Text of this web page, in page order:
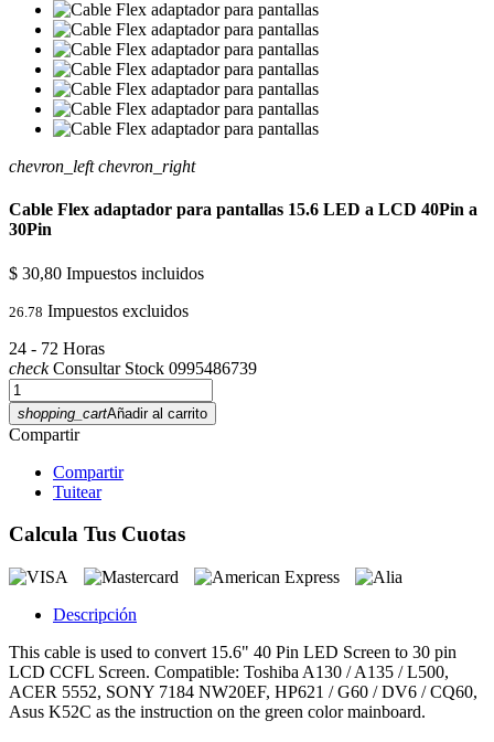
chevron_left chevron_right
Cable Flex adaptador para pantallas 15.6 LED a LCD 40Pin a
30Pin
$ 30,80 Impuestos incluidos
26.78 Impuestos excluidos
24 - 72 Horas
checkConsultar Stock 0995486739
shopping_cartAñadir al carrito
Compartir
Compartir
Tuitear
Calcula Tus Cuotas
Descripción
This cable is used to convert 15.6" 40 Pin LED Screen to 30 pin
LCD CCFL Screen. Compatible: Toshiba A130 / A135 / L500,
ACER 5552, SONY 7184 NW20EF, HP621 / G60 / DV6 / CQ60,
Asus K52C as the instruction on the green color mainboard.